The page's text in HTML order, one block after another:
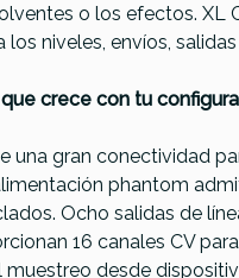
o los efectos. XL
los niveles, envíos,
crece con tu
una gran conectividad
phantom
Ocho salidas de
16 canales CV
muestreo desde